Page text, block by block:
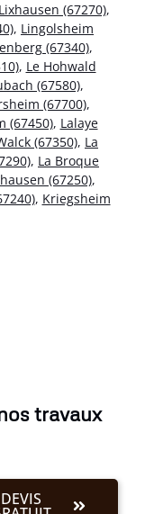
Lixhausen (67270),
, Lingolsheim
(67340),
, Le Hohwald
(67580),
(67700),
(67450), Lalaye
(67350), La
, La Broque
(67250),
, Kriegsheim
travaux
DEVIS